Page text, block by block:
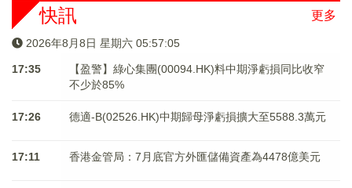
更多
快訊
2026年8月8日 星期六 05:57:05
17:35
【盈警】綠心集團(00094.HK)料中期淨虧損同比收窄
不少於85%
17:26 德適-B(02526.HK)中期歸母淨虧損擴大至5588.3萬元
17:11 香港金管局：7月底官方外匯儲備資產為4478億美元